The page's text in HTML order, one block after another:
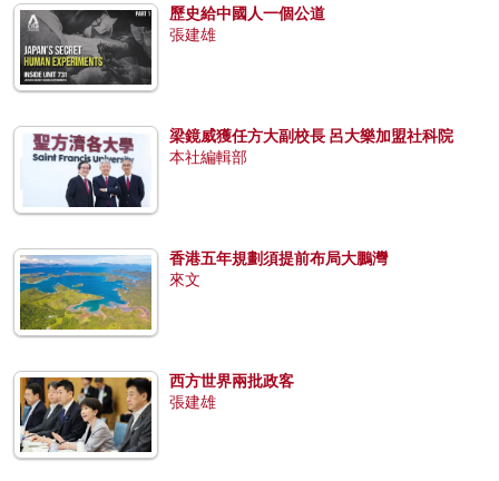
歷史給中國人一個公道
張建雄
梁鏡威獲任方大副校長 呂大樂加盟社科院
本社編輯部
香港五年規劃須提前布局大鵬灣
來文
西方世界兩批政客
張建雄